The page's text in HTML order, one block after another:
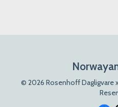
© 2026 Rosenhoff Dagligvare